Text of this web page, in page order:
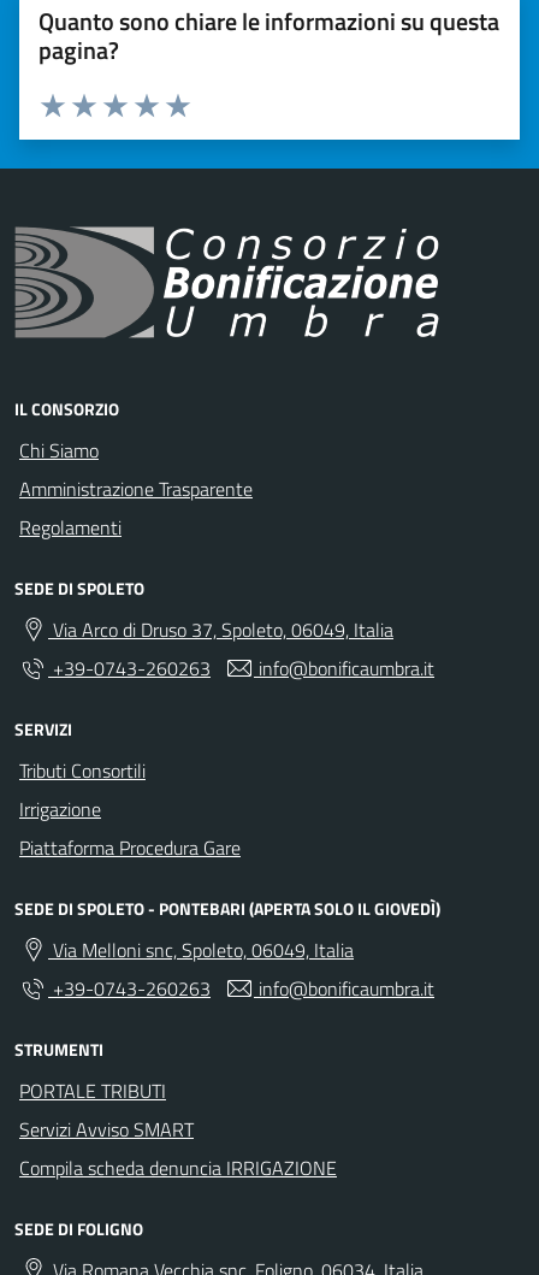
Quanto sono chiare le informazioni su questa
pagina?
Valuta 5 stelle su 5
Valuta 4 stelle su 5
Valuta 3 stelle su 5
Valuta 2 stelle su 5
Valuta 1 stelle su 5
IL CONSORZIO
Chi Siamo
Amministrazione Trasparente
Regolamenti
SEDE DI SPOLETO
Via Arco di Druso 37, Spoleto, 06049, Italia
+39-0743-260263
info@bonificaumbra.it
SERVIZI
Tributi Consortili
Irrigazione
Piattaforma Procedura Gare
SEDE DI SPOLETO - PONTEBARI (APERTA SOLO IL GIOVEDÌ)
Via Melloni snc, Spoleto, 06049, Italia
+39-0743-260263
info@bonificaumbra.it
STRUMENTI
PORTALE TRIBUTI
Servizi Avviso SMART
Compila scheda denuncia IRRIGAZIONE
SEDE DI FOLIGNO